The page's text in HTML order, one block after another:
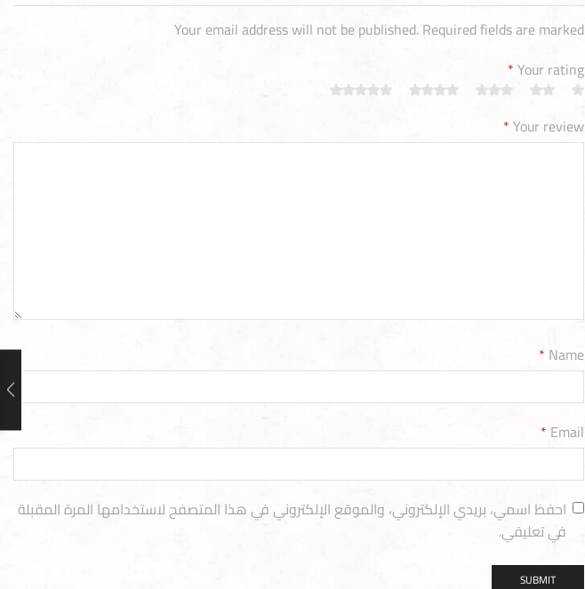
Your email address will not be published. Required fields are marked
Your rating
*
Your review
*
Name
*
Email
*
احفظ اسمي، بريدي الإلكتروني، والموقع الإلكتروني في هذا المتصفح لاستخدامها المرة المقبلة
في تعليقي.